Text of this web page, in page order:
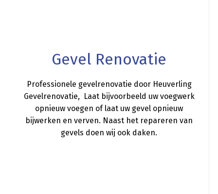
Gevel Renovatie
Professionele gevelrenovatie door Heuverling
Gevelrenovatie, Laat bijvoorbeeld uw voegwerk
opnieuw voegen of laat uw gevel opnieuw
bijwerken en verven. Naast het repareren van
gevels doen wij ook daken.